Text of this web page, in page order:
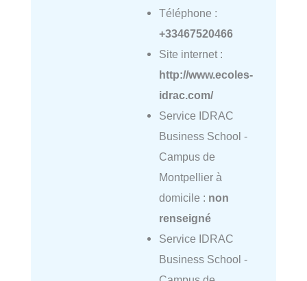
Téléphone :
+33467520466
Site internet :
http://www.ecoles-
idrac.com/
Service IDRAC
Business School -
Campus de
Montpellier à
domicile : non
renseigné
Service IDRAC
Business School -